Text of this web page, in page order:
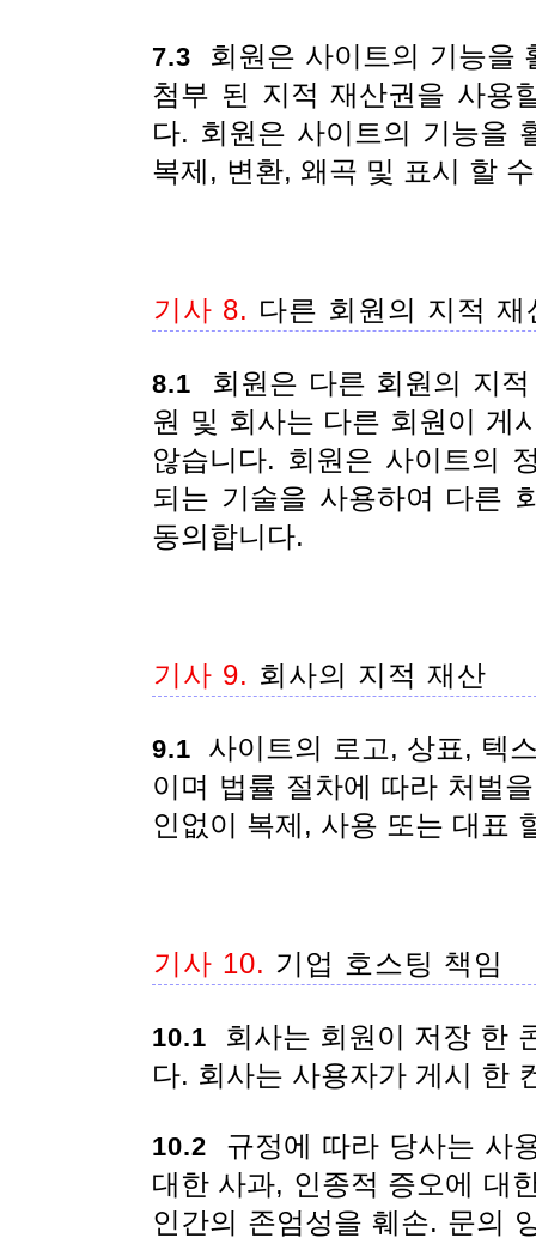
7.3 회원은 사이트의 기능을
첨부 된 지적 재산권을 사용
다. 회원은 사이트의 기능을
복제, 변환, 왜곡 및 표시 할
기사 8. 다른 회원의 지적 재
8.1 회원은 다른 회원의 지
원 및 회사는 다른 회원이 게
않습니다. 회원은 사이트의
되는 기술을 사용하여 다른
동의합니다.
기사 9. 회사의 지적 재산
9.1 사이트의 로고, 상표, 텍
이며 법률 절차에 따라 처벌
인없이 복제, 사용 또는 대표
기사 10. 기업 호스팅 책임
10.1 회사는 회원이 저장 한
다. 회사는 사용자가 게시 한
10.2 규정에 따라 당사는 사
대한 사과, 인종적 증오에 대
인간의 존엄성을 훼손. 문의